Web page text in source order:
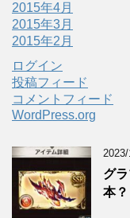
2015年4月
2015年3月
2015年2月
ログイン
投稿フィード
コメントフィード
WordPress.org
グ
本？